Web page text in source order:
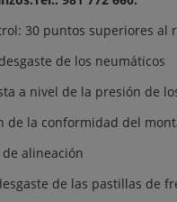
30 puntos superiores
de los neumáticos
a nivel de la presión de
de la conformidad del
alineación
de las pastillas de